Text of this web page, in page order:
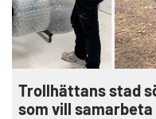
Trollhättans stad
som vill